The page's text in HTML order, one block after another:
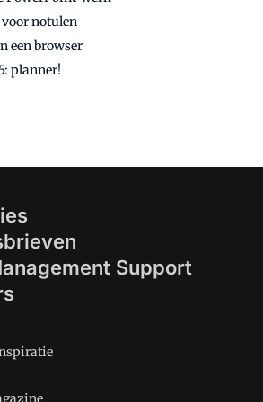
notulen
een browser
planner!
Support